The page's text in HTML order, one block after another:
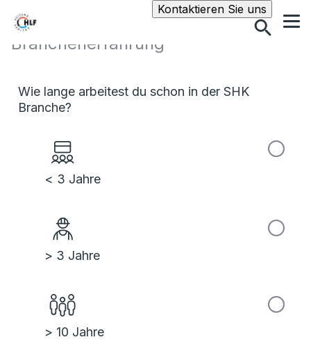
Kontaktieren Sie unsSuche
Branchenerfahrung
Wie lange arbeitest du schon in der SHK
Branche?
< 3 Jahre
> 3 Jahre
> 10 Jahre